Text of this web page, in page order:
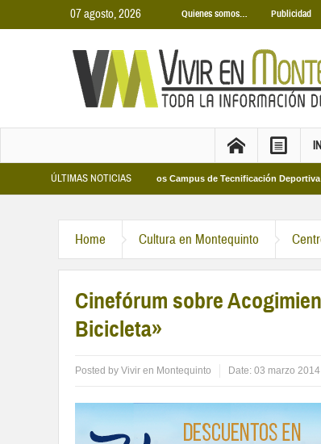
07 agosto, 2026 Quienes somos… Publicidad
ÚLTIMAS NOTICIAS
Municipales 2026 Los Campus de Tecnificación Deportiva 2026
Home Cultura en Montequinto
Cinefórum sobre
Bicicleta»
Posted by Vivir en Montequinto Date: 03 marzo 2014